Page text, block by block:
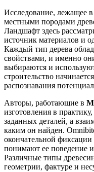
Исследование, лежащее
местными породами
Ландшафт здесь
источник материалов и
Каждый тип дерева
свойствами, и именно
выбираются и
строительство
распознавания
Авторы, работающие в
изготовления в
заданных деталей, а
каким он найден.
окончательной
понимают ее поведение
Различные типы
геометрии, фактуре и